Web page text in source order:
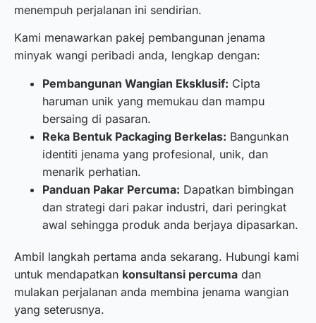
menempuh perjalanan ini sendirian.
Kami menawarkan pakej pembangunan jenama
minyak wangi peribadi anda, lengkap dengan:
Pembangunan Wangian Eksklusif: Cipta
haruman unik yang memukau dan mampu
bersaing di pasaran.
Reka Bentuk Packaging Berkelas: Bangunkan
identiti jenama yang profesional, unik, dan
menarik perhatian.
Panduan Pakar Percuma: Dapatkan bimbingan
dan strategi dari pakar industri, dari peringkat
awal sehingga produk anda berjaya dipasarkan.
Ambil langkah pertama anda sekarang. Hubungi kami
untuk mendapatkan konsultansi percuma dan
mulakan perjalanan anda membina jenama wangian
yang seterusnya.